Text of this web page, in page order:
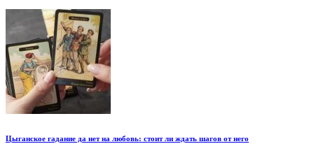
Цыганское гадание да нет на любовь: стоит ли ждать шагов от него